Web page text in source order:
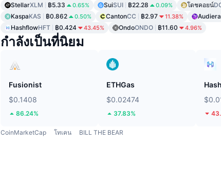
StellarXLM ฿5.33 0.65% SuiSUI ฿22.28 0.09% โดชคอยน์
KaspaKAS ฿0.862 0.50% CantonCC ฿2.97 11.38% Audiera
HashflowHFT ฿0.424 43.45% OndoONDO ฿11.60 4.96%
กำลังเป็นที่นิยม
Fusionist
$0.1408
86.24%
ETHGas
$0.02474
37.83%
CoinMarketCap โทเคน BILL THE BEAR